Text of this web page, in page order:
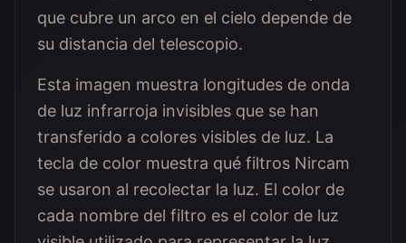
que cubre un arco en el cielo depende de
su distancia del telescopio.
Esta imagen muestra longitudes de onda
de luz infrarroja invisibles que se han
transferido a colores visibles de luz. La
tecla de color muestra qué filtros Nircam
se usaron al recolectar la luz. El color de
cada nombre del filtro es el color de luz